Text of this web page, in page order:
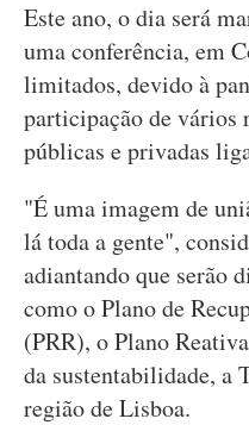
Este ano, o dia será
uma conferência, em
limitados, devido à
participação de vários
públicas e privadas
"É uma imagem de
lá toda a gente",
adiantando que serão
como o Plano de
(PRR), o Plano
da sustentabilidade, a
região de Lisboa.